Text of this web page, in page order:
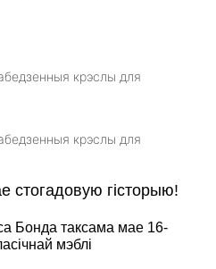
стогадовую гісторыю!
Бонда таксама мае 16-
мэблі